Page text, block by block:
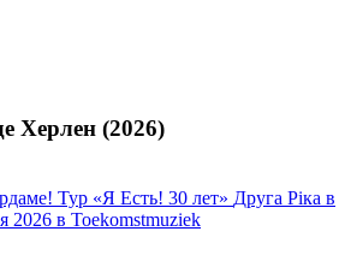
Херлен (2026)
Тур «Я Есть! 30 лет» Друга Ріка в
2026 в Toekomstmuziek